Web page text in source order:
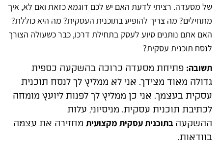
של מסעדה. רציתי לדעת האם יש לכם דוגמא כזאת ואם לא, איך
מתחילים? מה צריך להופיע בתוכנית העסקית? מה היא כוללת?
האם אתם נותנים סיוע לעסק בתחילת דרכו, כבר כשעולה הצורך
לנסח תוכנית עסקית?
תשובה: פתיחת מסעדה כרוכה בהשקעה כספית
גדולה מאוד מצידך. אני לא ממליץ לך לנסח תוכנית
עסקית בעצמך. אני כן ממליץ לך לפנות ליועץ מומחה
לכתיבת תוכנית עסקית. מניסיוני, עלות
ההשקעה בתוכנית עסקית מקצועית מחזירה את עצמה
בוודאות.